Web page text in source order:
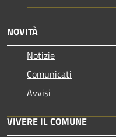
NOVITÀ
Notizie
Comunicati
Avvisi
VIVERE IL COMUNE